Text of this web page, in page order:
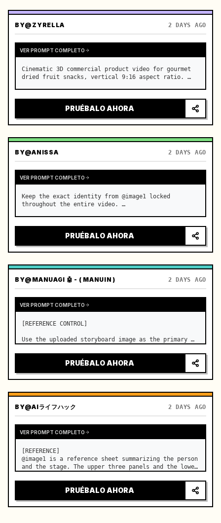
BY@ZYRELLA 2 DAYS AGO
VER PROMPT COMPLETO
Cinematic 3D commercial product video for gourmet
dried fruit snacks, vertical 9:16 aspect ratio. …
PRUÉBALO AHORA
BY@ANISSA 2 DAYS AGO
VER PROMPT COMPLETO
Keep the exact identity from @image1 locked
throughout the entire video. …
PRUÉBALO AHORA
BY@MANUAGI 🤖 - ( MANUIN ) 2 DAYS AGO
VER PROMPT COMPLETO
[REFERENCE CONTROL]
Use the uploaded storyboard image as the primary
design, costume design, environment, emotional
progression, and shot order.
PRUÉBALO AHORA
BY@AIライフハック 2 DAYS AGO
VER PROMPT COMPLETO
[REFERENCE]
@image1 is a reference sheet summarizing the person
and the stage. The upper three panels and the lower
the face, hair, body type, costume, and whole body
of the same woman appearing alone in the vi…
PRUÉBALO AHORA